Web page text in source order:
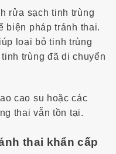
rửa sạch tinh trùng
biện pháp tránh thai.
loại bỏ tinh trùng
trùng đã di chuyển
cao su hoặc các
thai vẫn tồn tại.
thai khẩn cấp